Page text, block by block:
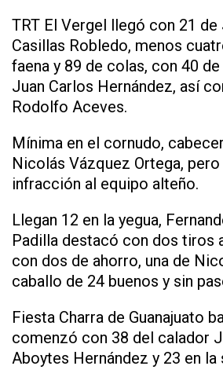
TRT El Vergel llegó con 21
Casillas Robledo, menos
faena y 89 de colas, con 40
Juan Carlos Hernández, así
Rodolfo Aceves.
Mínima en el cornudo,
Nicolás Vázquez Ortega,
infracción al equipo alteño.
Llegan 12 en la yegua,
Padilla destacó con dos tiros
con dos de ahorro, una de
caballo de 24 buenos y sin
Fiesta Charra de Guanajuato
comenzó con 38 del calador
Aboytes Hernández y 23 en la